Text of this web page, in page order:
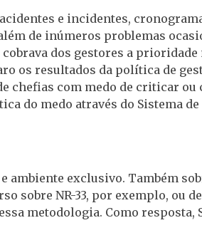
e incidentes,
de inúmeros problemas
dos gestores a prioridade
os resultados da política de
chefias com medo de criticar
do medo através do Sistema
exclusivo. Também
sobre NR-33, por exemplo, ou
metodologia. Como